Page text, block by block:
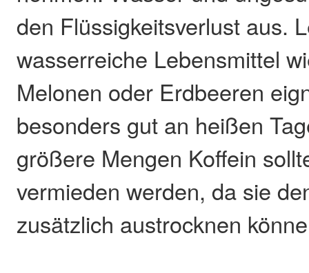
den Flüssigkeitsverlust aus.
wasserreiche Lebensmittel
Melonen oder Erdbeeren
besonders gut an heißen
größere Mengen Koffein
vermieden werden, da sie
zusätzlich austrocknen